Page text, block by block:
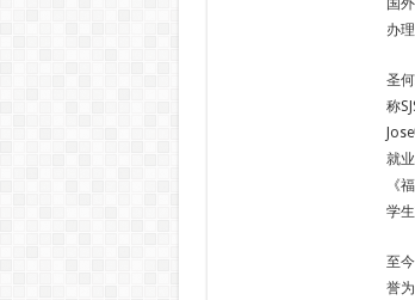
国
办
圣
称
就
《
学
至
誉